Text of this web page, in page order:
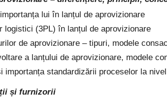
lui în lanțul de aprovizionare
logistici (3PL) în lanțul de aprovizionare
de aprovizionare – tipuri, modele
a lanțului de aprovizionare, modele
importanța standardizării proceselor la
și furnizorii